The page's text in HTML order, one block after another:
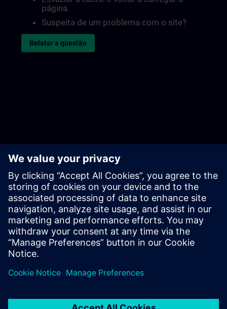
página.
Suspeita de um problema com o site?
Relatar a questão